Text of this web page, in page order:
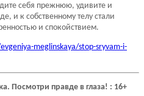
себя прежнюю, удивите и
и к собственному телу стали
и спокойствием.
meglinskaya/stop-sryvam-i-
Посмотри правде в глаза! : 16+